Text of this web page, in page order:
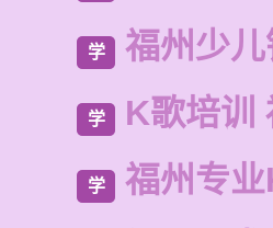
学 福州少
学 K歌培训
学
福州专